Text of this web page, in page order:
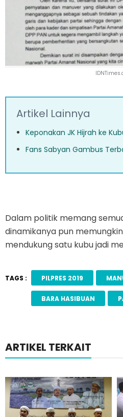
Artikel Lainnya
Keponakan JK Hijrah ke
Fans Sabyan Gambus
Dalam politik memang
dinamikanya pun
mendukung satu kubu jadi
TAGS : PILPRES 2019
BARA HASIBUAN
ARTIKEL TERKAIT